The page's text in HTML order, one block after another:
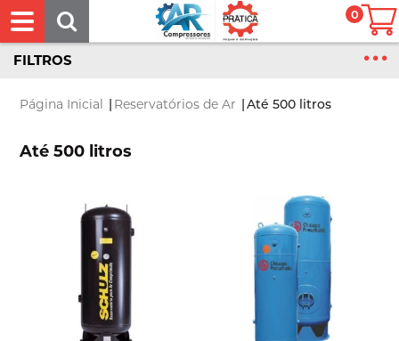
0
Página Inicial | Reservatórios de Ar |Até 500 litros
FILTROS
Até 500 litros